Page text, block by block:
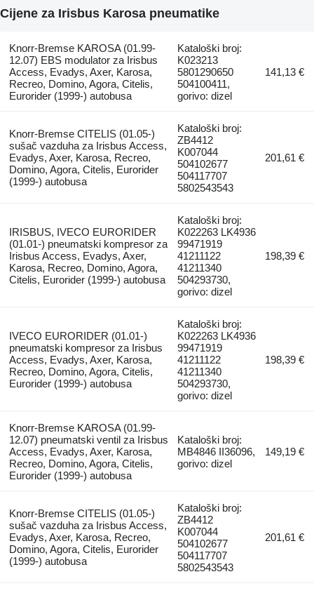
Cijene za Irisbus Karosa pneumatikе
Knorr-Bremse KAROSA (01.99-
12.07) EBS modulator za Irisbus
Access, Evadys, Axer, Karosa,
Recreo, Domino, Agora, Citelis,
Eurorider (1999-) autobusa
Kataloški broj:
K023213
5801290650
504100411,
gorivo: dizel
141,13 €
Knorr-Bremse CITELIS (01.05-)
sušač vazduha za Irisbus Access,
Evadys, Axer, Karosa, Recreo,
Domino, Agora, Citelis, Eurorider
(1999-) autobusa
Kataloški broj:
ZB4412
K007044
504102677
504117707
5802543543
201,61 €
IRISBUS, IVECO EURORIDER
(01.01-) pneumatski kompresor za
Irisbus Access, Evadys, Axer,
Karosa, Recreo, Domino, Agora,
Citelis, Eurorider (1999-) autobusa
Kataloški broj:
K022263 LK4936
99471919
41211122
41211340
504293730,
gorivo: dizel
198,39 €
IVECO EURORIDER (01.01-)
pneumatski kompresor za Irisbus
Access, Evadys, Axer, Karosa,
Recreo, Domino, Agora, Citelis,
Eurorider (1999-) autobusa
Kataloški broj:
K022263 LK4936
99471919
41211122
41211340
504293730,
gorivo: dizel
198,39 €
Knorr-Bremse KAROSA (01.99-
12.07) pneumatski ventil za Irisbus
Access, Evadys, Axer, Karosa,
Recreo, Domino, Agora, Citelis,
Eurorider (1999-) autobusa
Kataloški broj:
MB4846 II36096,
gorivo: dizel
149,19 €
Knorr-Bremse CITELIS (01.05-)
sušač vazduha za Irisbus Access,
Evadys, Axer, Karosa, Recreo,
Domino, Agora, Citelis, Eurorider
(1999-) autobusa
Kataloški broj:
ZB4412
K007044
504102677
504117707
5802543543
201,61 €